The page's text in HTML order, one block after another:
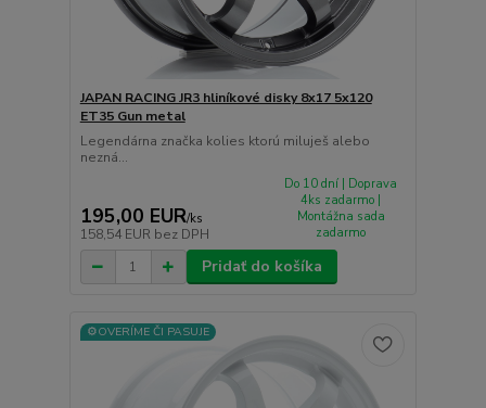
JAPAN RACING JR3 hliníkové disky 8x17 5x120
ET35 Gun metal
Legendárna značka kolies ktorú miluješ alebo
nezná...
195,00 EUR/ks
158,54 EUR bez DPH
Do 10 dní | Doprava
4ks zadarmo |
Montážna sada
zadarmo
Pridať do košíka
⚙️OVERÍME ČI PASUJE